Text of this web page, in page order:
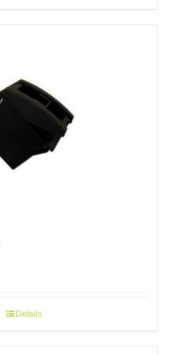
Details